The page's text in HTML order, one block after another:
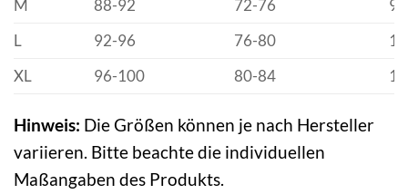
M
88-92 72-76
L
92-96 76-80
XL
96-100 80-84
Hinweis: Die Größen können je nach Hersteller
variieren. Bitte beachte die individuellen
Maßangaben des Produkts.